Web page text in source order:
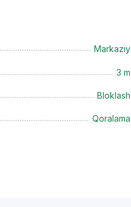
Markaziy
3 m
Bloklash
Qoralama